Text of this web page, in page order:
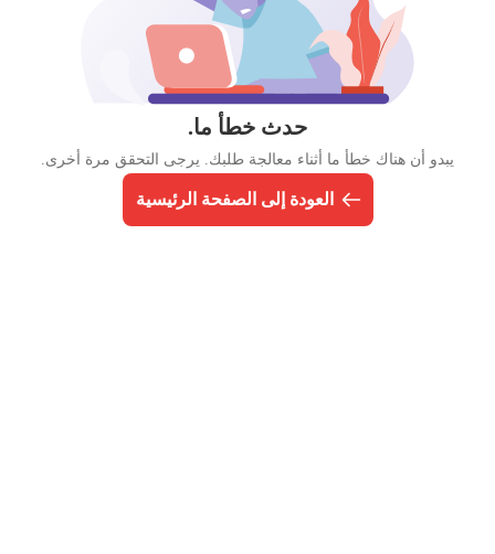
حدث خطأ ما.
يبدو أن هناك خطأ ما أثناء معالجة طلبك. يرجى التحقق مرة أخرى.
العودة إلى الصفحة الرئيسية